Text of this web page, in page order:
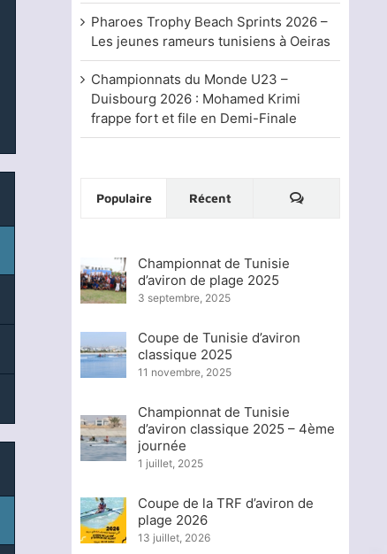
Pharoes Trophy Beach Sprints 2026 –
Les jeunes rameurs tunisiens à Oeiras
Championnats du Monde U23 –
Duisbourg 2026 : Mohamed Krimi
frappe fort et file en Demi-Finale
Populaire Récent
Championnat de Tunisie
d’aviron de plage 2025
3 septembre, 2025
Coupe de Tunisie d’aviron
classique 2025
11 novembre, 2025
Championnat de Tunisie
d’aviron classique 2025 – 4ème
journée
1 juillet, 2025
Coupe de la TRF d’aviron de
plage 2026
13 juillet, 2026